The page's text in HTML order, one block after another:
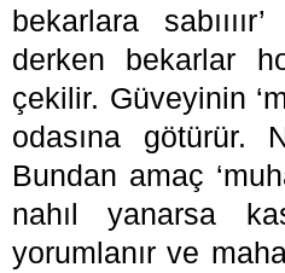
bekarlara
derken bekarlar
çekilir. Güveyinin
odasına götürür.
Bundan amaç
nahıl yanarsa
yorumlanır ve